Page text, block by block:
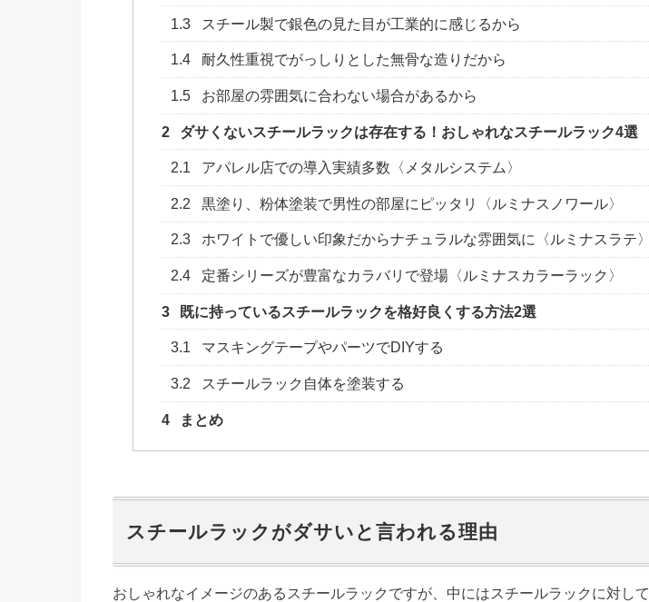
1.3 スチール製で銀色の見た目が工業的に感じるから
1.4 耐久性重視でがっしりとした無骨な造りだから
1.5 お部屋の雰囲気に合わない場合があるから
2 ダサくないスチールラックは存在する！おしゃれなスチールラック4選
2.1 アパレル店での導入実績多数〈メタルシステム〉
2.2 黒塗り、粉体塗装で男性の部屋にピッタリ〈ルミナスノワール〉
2.3 ホワイトで優しい印象だからナチュラルな雰囲気に〈ルミナスラテ〉
2.4 定番シリーズが豊富なカラバリで登場〈ルミナスカラーラック〉
3 既に持っているスチールラックを格好良くする方法2選
3.1 マスキングテープやパーツでDIYする
3.2 スチールラック自体を塗装する
4 まとめ
スチールラックがダサいと言われる理由
おしゃれなイメージのあるスチールラックですが、中にはスチールラックに対して